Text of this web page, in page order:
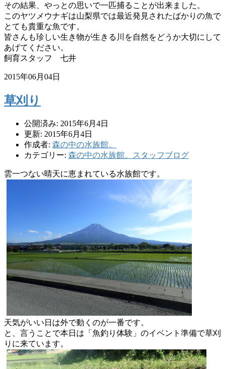
その結果、やっとの思いで一匹捕ることが出来ました。
このヤツメウナギは山梨県では最近発見されたばかりの魚で
とても貴重な魚です。
皆さんも珍しい生き物が生きる川を自然をどうか大切にして
あげて ください。
飼育スタッフ 七井
2015年06月04日
草刈り
公開済み: 2015年6月4日
更新: 2015年6月4日
作成者: 森の中の水族館。
カテゴリー: 森の中の水族館。スタッフブログ
雲一つない晴天に恵まれている水族館です。
天気がいい日は外で動くのが一番です。
と、言うことで本日は「魚釣り体験」 のイベント準備で草刈
りに来ています。